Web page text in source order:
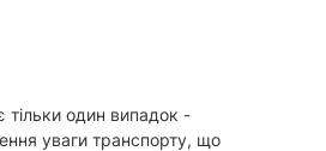
один випадок -
уваги транспорту, що